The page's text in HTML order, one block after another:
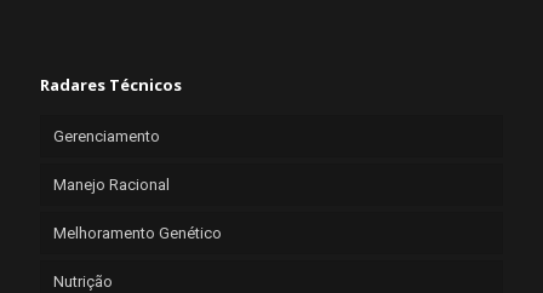
Radares Técnicos
Gerenciamento
Manejo Racional
Melhoramento Genético
Nutrição